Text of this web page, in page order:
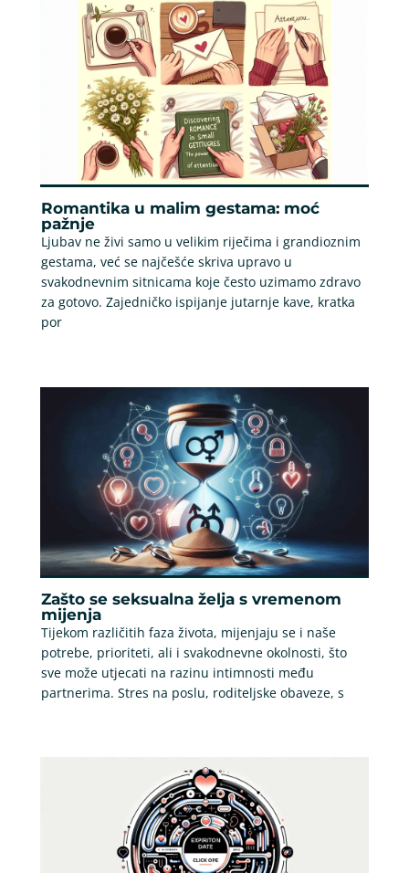
Romantika u malim gestama: moć
pažnje
Ljubav ne živi samo u velikim riječima i grandioznim
gestama, već se najčešće skriva upravo u
svakodnevnim sitnicama koje često uzimamo zdravo
za gotovo. Zajedničko ispijanje jutarnje kave, kratka
por
Zašto se seksualna želja s vremenom
mijenja
Tijekom različitih faza života, mijenjaju se i naše
potrebe, prioriteti, ali i svakodnevne okolnosti, što
sve može utjecati na razinu intimnosti među
partnerima. Stres na poslu, roditeljske obaveze, s